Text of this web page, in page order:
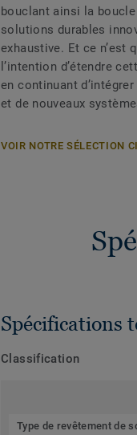
bouclant ainsi la
solutions durables
exhaustive. Et ce n’est
l’intention d’étendre
en continuant
et de nouveaux
VOIR NOTRE SÉLECTION
Spécifications
Classification
Type de revêtement de